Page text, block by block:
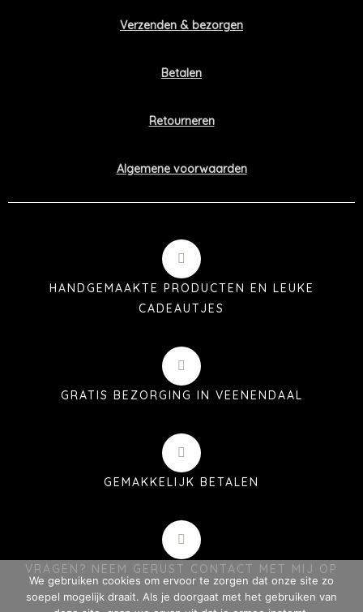
Verzenden & bezorgen
Betalen
Retourneren
Algemene voorwaarden
HANDGEMAAKTE PRODUCTEN EN LEUKE
CADEAUTJES
GRATIS BEZORGING IN VEENENDAAL
GEMAKKELIJK BETALEN
VRAGEN? NEEM GERUST CONTACT MET MIJ OP
We gebruiken cookies om ervoor te zorgen dat onze site zo
soepel mogelijk draait. Als je doorgaat met het gebruiken van